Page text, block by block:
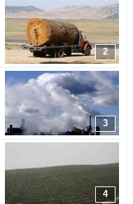
2
3
4